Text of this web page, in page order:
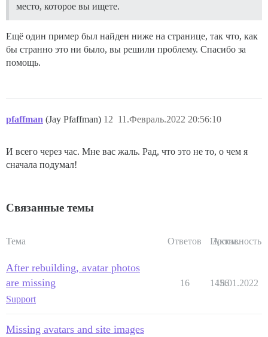
место, которое вы ищете.
Ещё один пример был найден ниже на странице, так что, как
бы странно это ни было, вы решили проблему. Спасибо за
помощь.
pfaffman (Jay Pfaffman) 11.Февраль.2022 20:56:10
12
И всего через час. Мне вас жаль. Рад, что это не то, о чем я
сначала подумал!
Связанные темы
Тема Ответов Просм.
Активность
After rebuilding, avatar photos
are missing
Support
16 1456
18.01.2022
Missing avatars and site images